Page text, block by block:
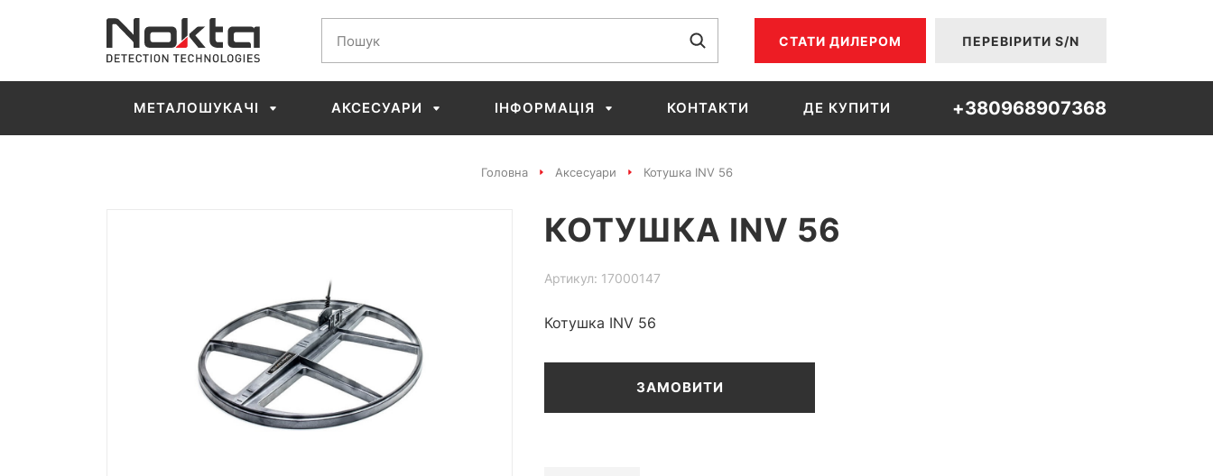
СТАТИ ДИЛЕРОМ ПЕРЕВІРИТИ S/N
МЕТАЛОШУКАЧІ АКСЕСУАРИ ІНФОРМАЦІЯ КОНТАКТИ ДЕ КУПИТИ +380968907368
Головна Аксесуари Котушка INV 56
КОТУШКА INV 56
Артикул: 17000147
Котушка INV 56
ЗАМОВИТИ